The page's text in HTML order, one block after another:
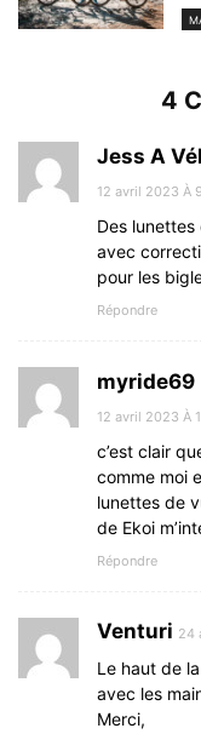
4
Jess A
12 avril 2023 À
Des
avec
pour les
Répondre
myride69
12 avril 2023 À
c’est clair
comme moi
lunettes de
de Ekoi
Répondre
Venturi 24
Le haut de
avec les
Merci,